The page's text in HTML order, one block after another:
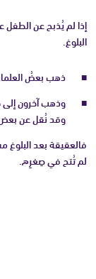
إذا لم يُذبح عن
البلوغ.
ذهب بعضُ
وذهب آخرون إلى
وقد نُقل عن بعض
فالعقيقة بعد البلوغ
لم تُتح في صِغرِه.